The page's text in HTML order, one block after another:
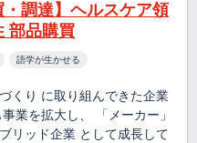
調達】ヘルスケア領
部品購買
語学が生かせる
くり に取り組んできた企業
業を拡大し、 「メーカー」
リッド企業 として成長して